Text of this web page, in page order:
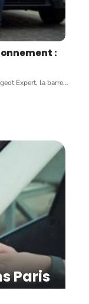
:
Expert, la barre…
Paris